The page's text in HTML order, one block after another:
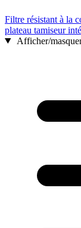
Filtre résistant à la
plateau tamiseur
Afficher/